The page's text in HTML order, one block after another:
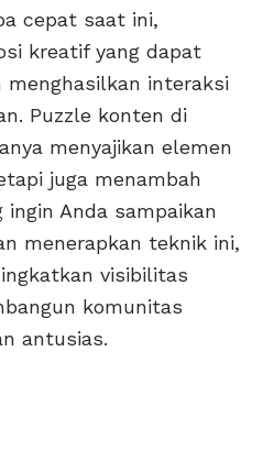
cepat saat ini,
kreatif yang dapat
menghasilkan interaksi
Puzzle konten di
menyajikan elemen
juga menambah
Anda sampaikan
menerapkan teknik ini,
visibilitas
komunitas
antusias.